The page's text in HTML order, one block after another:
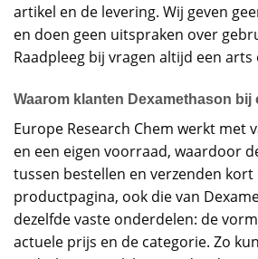
artikel en de levering. Wij geven
en doen geen uitspraken over
Raadpleeg bij vragen altijd een
Waarom klanten Dexamethason bij
Europe Research Chem werkt met
en een eigen voorraad, waardoor
tussen bestellen en verzenden kort
productpagina, ook die van
dezelfde vaste onderdelen: de
actuele prijs en de categorie. Zo